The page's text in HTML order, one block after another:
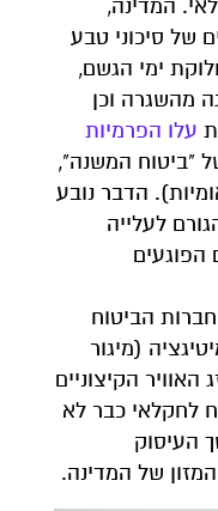
המדינה,
של סיכוני טבע
ימי הגשם,
מהשגרה וכן
עלו הפרמיות
"ביטוח המשנה",
הדבר נובע
לעלייה
הפוגעים
הביטוח
(מיגור
הקיצוניים
לחקלאי כבר לא
העיסוק
של המדינה.